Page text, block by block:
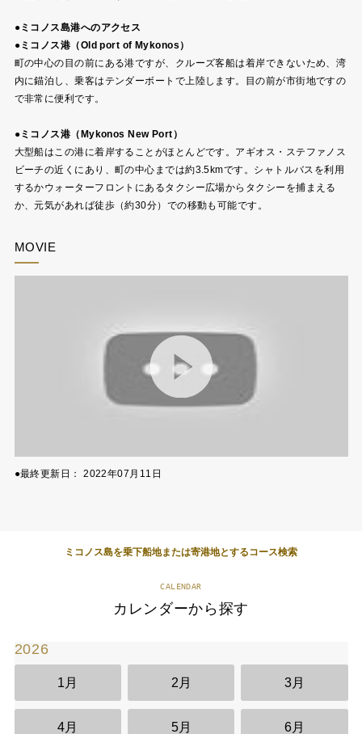
●ミコノス島港へのアクセス
●ミコノス港（Old port of Mykonos）
町の中心の目の前にある港ですが、クルーズ客船は着岸できないため、湾
内に錨泊し、乗客はテンダーボートで上陸します。目の前が市街地ですの
で非常に便利です。
●ミコノス港（Mykonos New Port）
大型船はこの港に着岸することがほとんどです。アギオス・ステファノス
ビーチの近くにあり、町の中心までは約3.5kmです。シャトルバスを利用
するかウォーターフロントにあるタクシー広場からタクシーを捕まえる
か、元気があれば徒歩（約30分）での移動も可能です。
MOVIE
●最終更新日： 2022年07月11日
ミコノス島を乗下船地または寄港地とするコース検索
CALENDAR
カレンダーから探す
2026
1月 2月 3月
4月 5月 6月